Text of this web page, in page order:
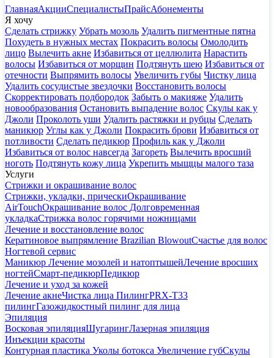
ГлавнаяАкцииСпециалистыПрайсАбонементы
Я хочу
Сделать стрижку Убрать мозоль Удалить пигментные пятна
Похудеть в нужных местах Покрасить волосы Омолодить
лицо Вылечить акне Избавиться от целлюлита Нарастить
волосы Избавиться от морщин Подтянуть шею Избавиться от
отечности Выпрямить волосы Увеличить губы Чистку лица
Удалить сосудистые звездочки Восстановить волосы
Скорректировать подбородок Забыть о макияже Удалить
новообразования Остановить выпадение волос Скулы как у
Джоли Проколоть уши Удалить растяжки и рубцы Сделать
маникюр Углы как у Джоли Покрасить брови Избавиться от
потливости Сделать педикюр Профиль как у Джоли
Избавиться от волос навсегда Загореть Вылечить вросший
ноготь Подтянуть кожу лица Укрепить мыщцы малого таза
Услуги
Стрижки и окрашивание волос
Стрижки, укладки, прическиОкрашивание
AirTouchОкрашивание волос Долговременная
укладкаСтрижка волос горячими ножницами
Лечение и восстановление волос
Кератиновое выпрямление Brazilian BlowoutСчастье для волос
Ногтевой сервис
Маникюр Лечение мозолей и натоптышейЛечение вросших
ногтейСмарт-педикюрПедикюр
Лечение и уход за кожей
Лечение акнеЧистка лица ПилингPRX-T33
пилингГазожидкостный пилинг для лица
Эпиляция
Восковая эпиляцияШугарингЛазерная эпиляция
Инъекции красоты
Контурная пластика Уколы ботокса Увеличение губСкулы